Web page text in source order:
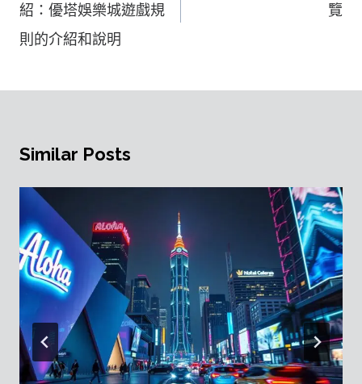
覽
紹：優塔娛樂城遊戲規
則的介紹和說明
覽
Similar Posts